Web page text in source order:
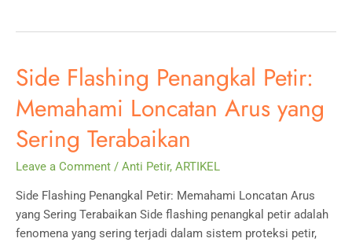
Side Flashing Penangkal Petir:
Memahami Loncatan Arus yang
Sering Terabaikan
Leave a Comment / Anti Petir, ARTIKEL
Side Flashing Penangkal Petir: Memahami Loncatan Arus
yang Sering Terabaikan Side flashing penangkal petir adalah
fenomena yang sering terjadi dalam sistem proteksi petir,